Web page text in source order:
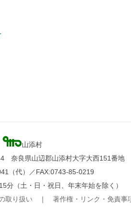
山添村
奈良県山辺郡山添村大字大西151番地
（代）／FAX:0743-85-0219
分（土・日・祝日、年末年始を除く）
取り扱い ｜ 著作権・リンク・免責事